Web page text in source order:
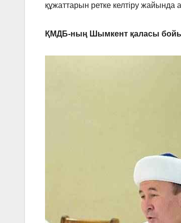
құжаттарын ретке келтіру жайында
ҚМДБ-ның Шымкент қаласы